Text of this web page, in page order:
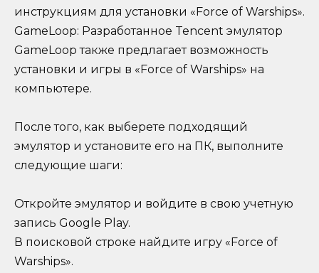
инструкциям для установки «Force of Warships».
GameLoop: Разработанное Tencent эмулятор
GameLoop также предлагает возможность
установки и игры в «Force of Warships» на
компьютере.
После того, как выберете подходящий
эмулятор и установите его на ПК, выполните
следующие шаги:
Откройте эмулятор и войдите в свою учетную
запись Google Play.
В поисковой строке найдите игру «Force of
Warships».